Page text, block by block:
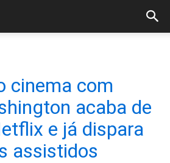
cinema com
acaba de
e já dispara
assistidos